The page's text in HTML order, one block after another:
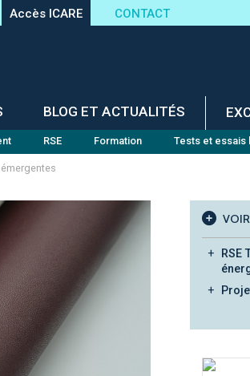
Accès ICARE CONTACT
BLOG ET ACTUALITÉS
RSE Formation Tests et essais
RSE